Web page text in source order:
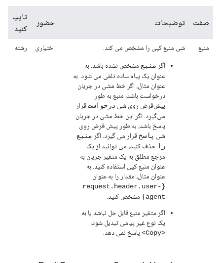
صفت توضیحات حضور
تایپ
کنید
منبع شی منبع کپی را مشخص می کند.
اگر منبع مشخص نشده باشد، به
عنوان یک پیام ساده تلقی می شود. به
عنوان مثال، اگر خط مشی در جریان
درخواست باشد، منبع به طور
پیش‌فرض روی شی درخواستقرار
می‌گیرد. اگر این خط مشی در جریان
پاسخ باشد، به طور پیش فرض روی
شی
پاسخقرار می گیرد. اگر منبع
را
حذف کنید، می توانید از یک
مرجع مطلق به یک متغیر جریان به
عنوان منبع کپی استفاده کنید. به
عنوان مثال، مقدار را به عنوان
{request.header.user-
agent}
مشخص کنید.
اگر متغیر منبع قابل حل نباشد یا به
یک نوع غیر پیامی تبدیل شود،
<Copy>
پاسخ نمی دهد.
اختیاری رشته